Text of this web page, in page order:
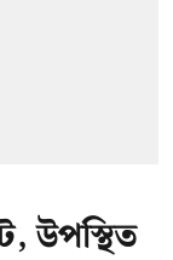
উপস্থিত